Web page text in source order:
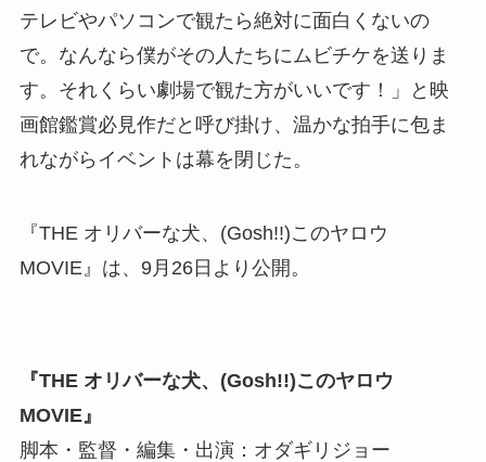
テレビやパソコンで観たら絶対に面白くないの
で。なんなら僕がその人たちにムビチケを送りま
す。それくらい劇場で観た方がいいです！」と映
画館鑑賞必見作だと呼び掛け、温かな拍手に包ま
れながらイベントは幕を閉じた。
『THE オリバーな犬、(Gosh!!)このヤロウ
MOVIE』は、9月26日より公開。
『THE オリバーな犬、(Gosh!!)このヤロウ
MOVIE』
脚本・監督・編集・出演：オダギリジョー